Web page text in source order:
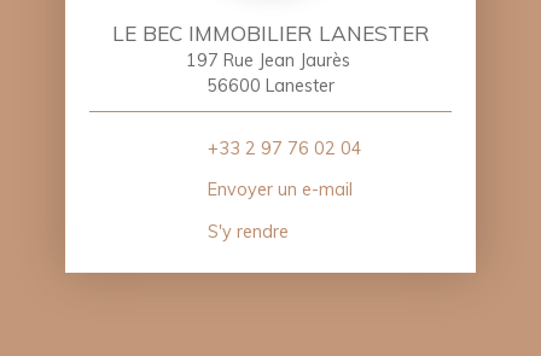
LE BEC IMMOBILIER LANESTER
197 Rue Jean Jaurès
56600 Lanester
+33 2 97 76 02 04
Envoyer un e-mail
S'y rendre